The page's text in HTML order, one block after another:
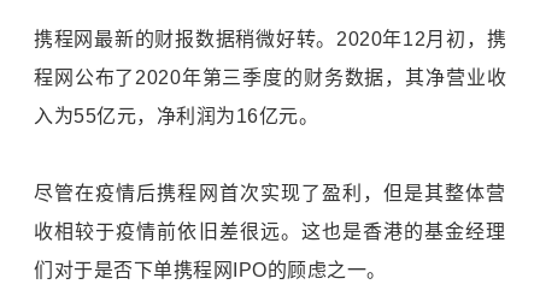
携程网最新的财报数据稍微好转。2020年12月初，携
程网公布了2020年第三季度的财务数据，其净营业收
入为55亿元，净利润为16亿元。
尽管在疫情后携程网首次实现了盈利，但是其整体营
收相较于疫情前依旧差很远。这也是香港的基金经理
们对于是否下单携程网IPO的顾虑之一。